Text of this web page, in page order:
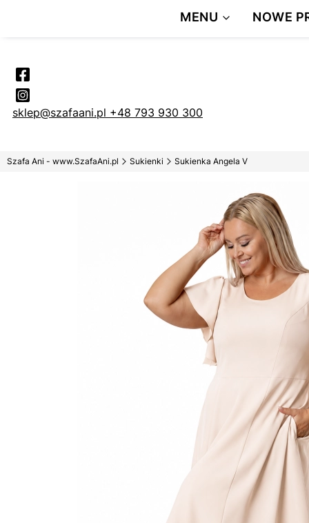
sklep@szafaani.pl +48 793 930 300
MENU NOWE
Szafa Ani - www.SzafaAni.pl Sukienki Sukienka Angela V